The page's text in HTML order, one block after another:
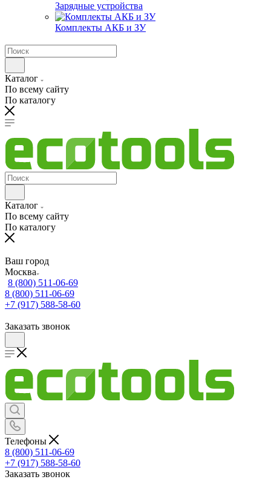
Зарядные устройства
Комплекты АКБ и ЗУ
Каталог
По всему сайту
По каталогу
Каталог
По всему сайту
По каталогу
Ваш город
Москва
8 (800) 511-06-69
8 (800) 511-06-69
+7 (917) 588-58-60
Заказать звонок
Телефоны
8 (800) 511-06-69
+7 (917) 588-58-60
Заказать звонок